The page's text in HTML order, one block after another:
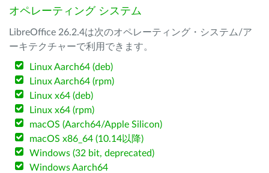
オペレーティング システム
LibreOffice 26.2.4は次のオペレーティング・システム/ア
ーキテクチャーで利用できます。
Linux Aarch64 (deb)
Linux Aarch64 (rpm)
Linux x64 (deb)
Linux x64 (rpm)
macOS (Aarch64/Apple Silicon)
macOS x86_64 (10.14以降)
Windows (32 bit, deprecated)
Windows Aarch64